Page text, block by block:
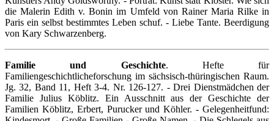
die Malerin Edith v. Bonin im Umfeld von Rainer Maria Rilke in
Paris ein selbst bestimmtes Leben schuf. - Liebe Tante. Beerdigung
von Kary Schwarzenberg.
Familie und Geschichte. Hefte für
Familiengeschichtlicheforschung im sächsisch-thüringischen Raum.
Jg. 32, Band 11, Heft 3-4. Nr. 126-127. - Drei Dienstmädchen der
Familie Julius Köblitz. Ein Ausschnitt aus der Geschichte der
Familien Köblitz, Erbert, Purucker und Köhler. - Gelegenheitfund: